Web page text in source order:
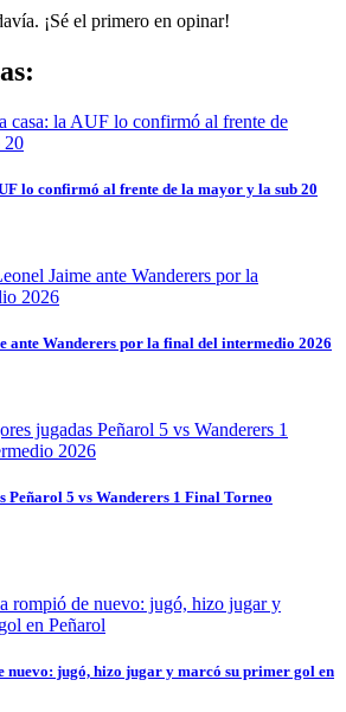
¡Sé el primero en opinar!
lo confirmó al frente de la mayor y la sub 20
ante Wanderers por la final del intermedio 2026
Peñarol 5 vs Wanderers 1 Final Torneo
nuevo: jugó, hizo jugar y marcó su primer gol en